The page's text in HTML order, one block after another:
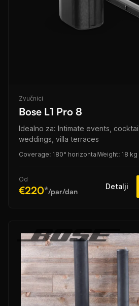
Zvučnici
Bose L1 Pro 8
Idealno za: Intimate events,
weddings, villa terraces
Coverage: 180° horizontalWeight: 18 kg
Od
€220*/par/dan
Detalji